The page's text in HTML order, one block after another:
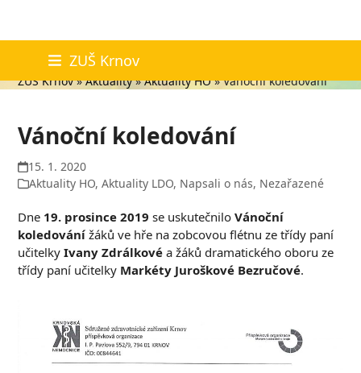
content
ZUŠ Krnov
Aktuality
ZUŠ Krnov»Aktuality»Aktuality HO»Vánoční koledování
Vánoční koledování
15. 1. 2020
Aktuality HO,Aktuality LDO, Napsali o nás, Nezařazené
Dne 19. prosince 2019se uskutečniloVánoční
koledovánížáků ve hře na zobcovou flétnu ze třídy paní
učitelkyIvany Zdrálkové a žáků dramatického oboru ze
třídy paní učitelky Markéty Juroškové Bezručové.